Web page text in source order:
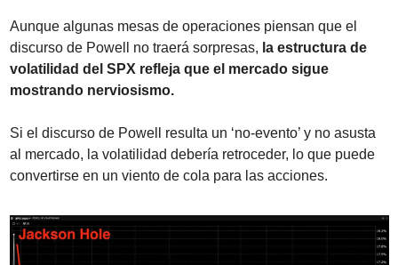
Aunque algunas mesas de operaciones piensan que el
discurso de Powell no traerá sorpresas, la estructura de
volatilidad del SPX refleja que el mercado sigue
mostrando nerviosismo.
Si el discurso de Powell resulta un ‘no-evento’ y no asusta
al mercado, la volatilidad debería retroceder, lo que puede
convertirse en un viento de cola para las acciones.